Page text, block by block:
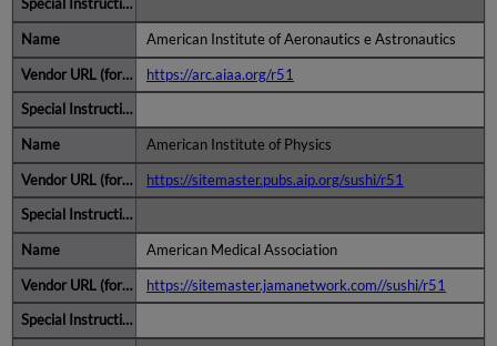
American Institute of Aeronautics e Astronautics
https://arc.aiaa.org/r51
American Institute of Physics
https://sitemaster.pubs.aip.org/sushi/r51
American Medical Association
https://sitemaster.jamanetwork.com//sushi/r51